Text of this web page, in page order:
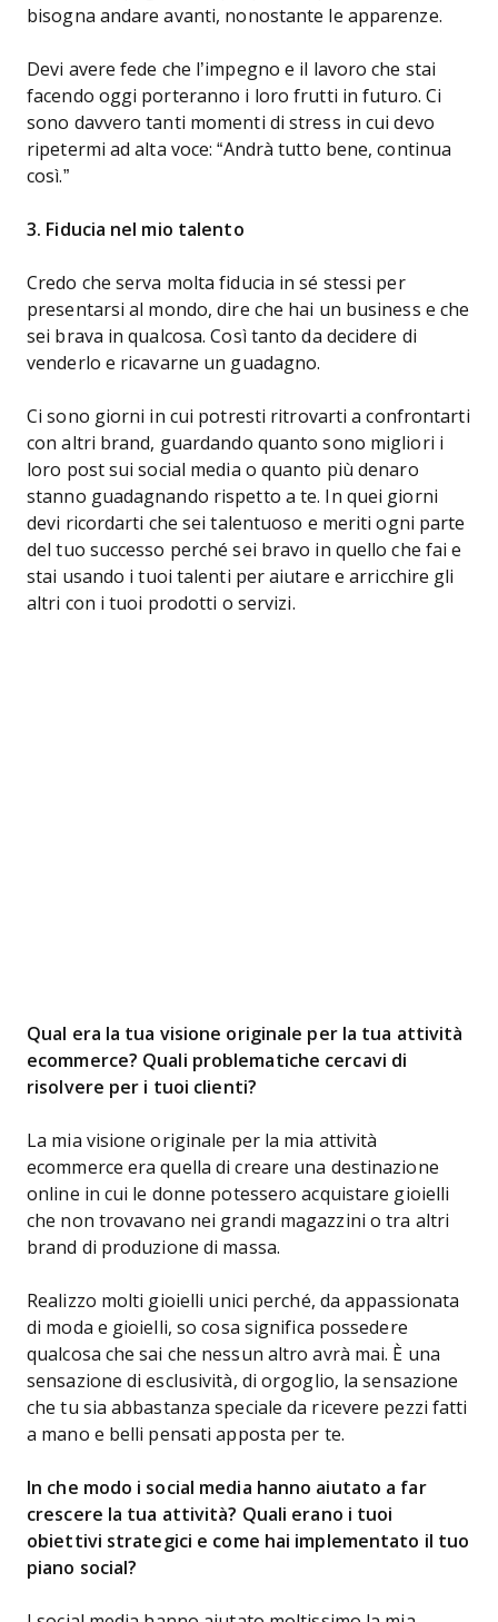
bisogna andare avanti, nonostante le apparenze.
Devi avere fede che l’impegno e il lavoro che stai
facendo oggi porteranno i loro frutti in futuro. Ci
sono davvero tanti momenti di stress in cui devo
ripetermi ad alta voce: “Andrà tutto bene, continua
così.”
3. Fiducia nel mio talento
Credo che serva molta fiducia in sé stessi per
presentarsi al mondo, dire che hai un business e che
sei brava in qualcosa. Così tanto da decidere di
venderlo e ricavarne un guadagno.
Ci sono giorni in cui potresti ritrovarti a confrontarti
con altri brand, guardando quanto sono migliori i
loro post sui social media o quanto più denaro
stanno guadagnando rispetto a te. In quei giorni
devi ricordarti che sei talentuoso e meriti ogni parte
del tuo successo perché sei bravo in quello che fai e
stai usando i tuoi talenti per aiutare e arricchire gli
altri con i tuoi prodotti o servizi.
Qual era la tua visione originale per la tua attività
ecommerce? Quali problematiche cercavi di
risolvere per i tuoi clienti?
La mia visione originale per la mia attività
ecommerce era quella di creare una destinazione
online in cui le donne potessero acquistare gioielli
che non trovavano nei grandi magazzini o tra altri
brand di produzione di massa.
Realizzo molti gioielli unici perché, da appassionata
di moda e gioielli, so cosa significa possedere
qualcosa che sai che nessun altro avrà mai. È una
sensazione di esclusività, di orgoglio, la sensazione
che tu sia abbastanza speciale da ricevere pezzi fatti
a mano e belli pensati apposta per te.
In che modo i social media hanno aiutato a far
crescere la tua attività? Quali erano i tuoi
obiettivi strategici e come hai implementato il tuo
piano social?